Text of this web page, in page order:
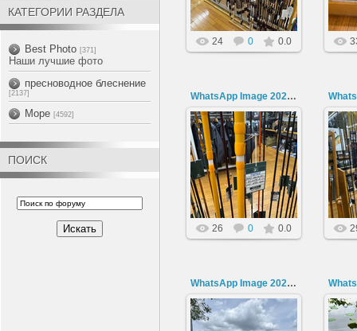
КАТЕГОРИИ РАЗДЕЛА
Best Photo [371]
Наши лучшие фото
пресноводное блеснение
[2137]
Море [4592]
ПОИСК
24 0 0.0
WhatsApp Image 2026-06-30 at 17.26.57 (3)
30.06.2026
amnesiac
26 0 0.0
WhatsApp Image 2026-06-30 at 17.34.50